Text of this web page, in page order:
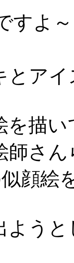
すよ
とア
を描
師さ
顔絵
よう